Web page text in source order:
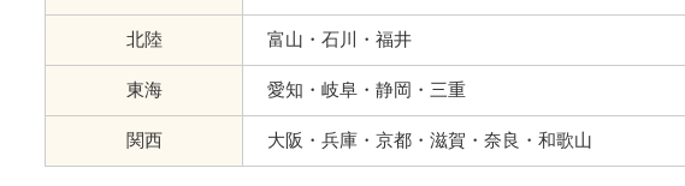
北陸 富山・石川・福井
東海 愛知・岐阜・静岡・三重
関西 大阪・兵庫・京都・滋賀・奈良・和歌山